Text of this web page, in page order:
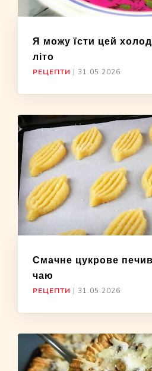
Я можу їсти цей
літо
РЕЦЕПТИ | 31.05.2026
Смачне цукрове
чаю
РЕЦЕПТИ | 31.05.2026